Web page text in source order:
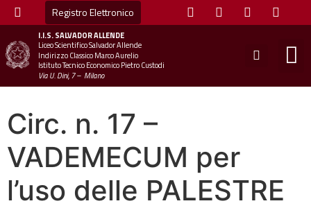
Registro Elettronico
I.I.S.SALVADOR ALLENDE
Liceo Scientifico Salvador Allende
Indirizzo Classico Marco Aurelio
Istituto Tecnico Economico Pietro Custodi
Via U. Dini, 7 – Milano
Circ. n. 17 –
VADEMECUM per
l’uso delle PALESTRE